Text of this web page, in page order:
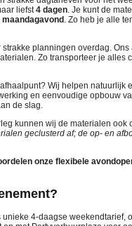
liefst4 dagen. Je kunt de
. Zo heb je alle
strakke planningen overdag.
Zo transporteer je alles
Wij helpen natuurlijk
en eenvoudige opbouw
de slag.
kunnen wij de materialen ook
geclusterd af; de op- en
onze flexibele
4-daagse weekendtarief,